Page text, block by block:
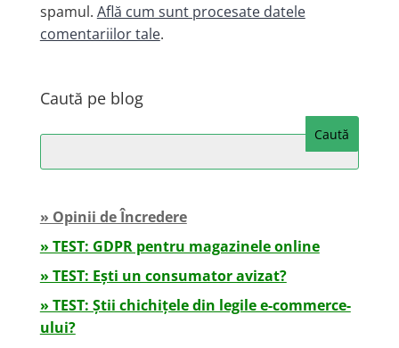
spamul. Află cum sunt procesate datele
comentariilor tale.
Caută pe blog
» Opinii de Încredere
» TEST: GDPR pentru magazinele online
» TEST: Ești un consumator avizat?
» TEST: Știi chichițele din legile e-commerce-
ului?